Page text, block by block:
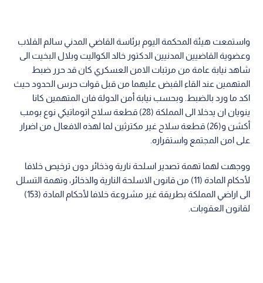
واستمعت هيئة المحكمة اليوم برئاسة القاضي المدني سالم القلاب
وعضوية القاضيين المدنيين الدكتور خالد الكواليت وبلال البخيت الى
شاهد نيابة عامة من مرتبات الامن العسكري كان قد حرر ضبط
المتهمين عند القاء القبض عليهما من قبل قوات حرس الحدود حيث
اكد ما ورد بالضبط. وبحسب نيابة أمن الدولة فان المتهمين كانا
ينويان ان يدخلا الى المملكة (28) قطعة سلاح اتوماتيكي نوع بومب
أكشن و(26) قطعة سلاح غير مكترثين لما لهذه الافعال من اضرار
على امن المجتمع واستقراره.
ووجهت لهما تهمة تصدير اسلحة نارية وذخائر دون ترخيص خلافا
لأحكام المادة (11) من قانون الاسلحة النارية والذخائر، وتهمة التسلل
الى اراضي المملكة بطريقة غير مشروعة خلافا لأحكام المادة (153)
لقانون العقوبات.